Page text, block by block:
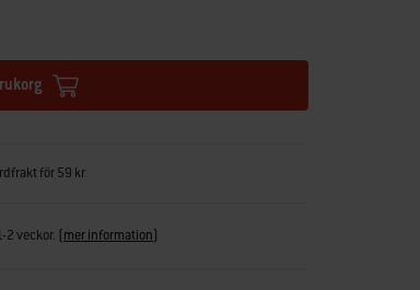
för 59 kr
2 veckor. (mer information)